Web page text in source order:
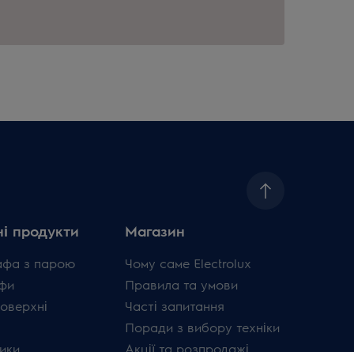
продукти
з парою
Магазин
Чому саме Electrolux
Правила та умови
Часті запитання
Поради з вибору техніки
Акції та розпродажі